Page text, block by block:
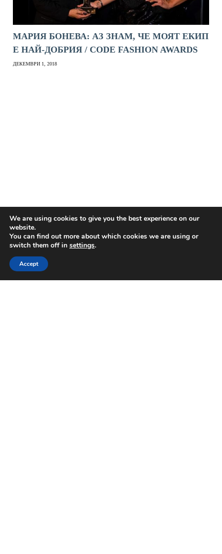
МАРИЯ БОНЕВА: АЗ ЗНАМ, ЧЕ МОЯТ ЕКИП
Е НАЙ-ДОБРИЯ / CODE FASHION AWARDS
ДЕКЕМВРИ 1, 2018
We are using cookies to give you the best experience on our
website.
You can find out more about which cookies we are using or
switch them off in settings.
Accept